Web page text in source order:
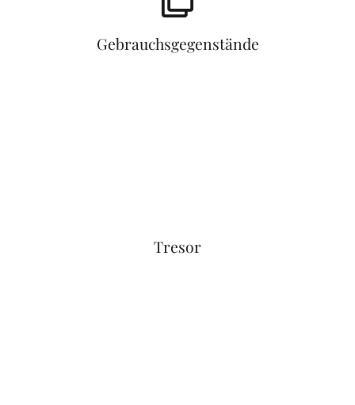
Gebrauchsgegenstände
Tresor